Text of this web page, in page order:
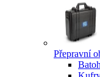
Přepravní